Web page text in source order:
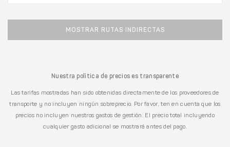
MOSTRAR RUTAS INDIRECTAS
Nuestra política de precios es transparente
Las tarifas mostradas han sido obtenidas directamente de los proveedores de
transporte y no incluyen ningún sobreprecio. Por favor, ten en cuenta que los
precios no incluyen nuestros gastos de gestión. El precio total incluyendo
cualquier gasto adicional se mostrará antes del pago.